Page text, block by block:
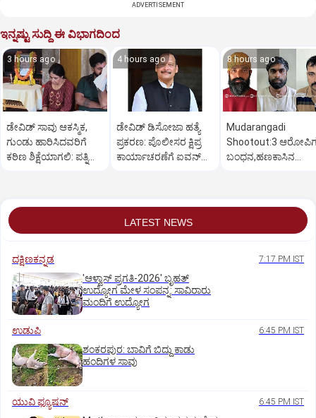
ADVERTISEMENT
ಇನ್ನಷ್ಟು ಸುದ್ದಿ ಈ ವಿಭಾಗದಿಂದ
3 hours ago
ಡೇವಿಡ್ ಸಾವು ಆಕಸ್ಮಿಕ,
ಗುಂಡು ಹಾರಿಸಿದವರಿಗೆ
ಕಠಿಣ ಶಿಕ್ಷೆಯಾಗಲಿ: ಪತ್ನಿ
4 hours ago
ಡೇವಿಡ್ ಡಿಸೋಜಾ ಹತ್ಯೆ
ಪ್ರಕರಣ: ಪೊಲೀಸರ ಕ್ಷಿಪ್ರ
ಕಾರ್ಯಾಚರಣೆಗೆ ಐವನ್
8 hours ago
Mudarangadi
Shootout:‌3
ಬಂಧನ,ಹಣಕಾಸಿನ
LATEST NEWS
ದಕ್ಷಿಣಕನ್ನಡ 7:17 PM IST
'ಆಳ್ವಾಸ್‌ ಪ್ರಗತಿ-2026' ಬೃಹತ್
ಉದ್ಯೋಗ ಮೇಳ ಸಂಪನ್ನ: ಸಾವಿರಾರು
ಮಂದಿಗೆ ಉದ್ಯೋಗ
ಉಡುಪಿ 6:45 PM IST
ಶಂಕರಪುರ: ಬಾವಿಗೆ ಬಿದ್ದು ಕಾಡು
ಹಂದಿಗಳ ಸಾವು
ಯುವಿ ಫ್ಯೂಷನ್ 6:45 PM IST